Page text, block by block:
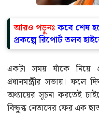
আরও পড়ুনঃ কবে শেষ
প্রকল্পে রিপোর্ট তলব
একটা সময় যাঁকে নিয়ে
প্রধানমন্ত্রীর সভায়। ফলে
অধ্যায়ের সূচনা করতেই
বিক্ষুব্ধ নেতাদের ফের এক